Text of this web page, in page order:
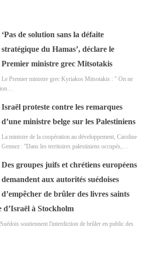
‘Pas de solution sans la défaite
stratégique du Hamas’, déclare le
Premier ministre grec Mitsotakis
Le Premier ministre grec Kyriakos Mitsotakis : " On ne
Israël proteste contre les remarques
d’une ministre belge sur les Palestiniens
La ministre de la coopération au développement, Caroline
Gennez : ''Dans les territoires palestiniens occupés,…
Des groupes juifs et chrétiens européens
demandent aux autorités suédoises
d’empêcher de brûler des livres saints
d’Israël à Stockholm
soutiennent l'interdiction de brûler en public des